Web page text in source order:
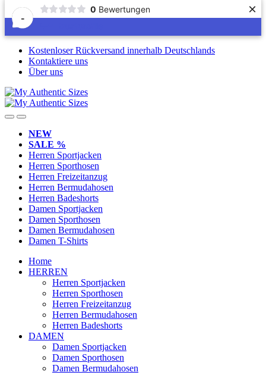
-
0 Bewertungen ×
Skip
navigation
Skip
content
Kostenloser Rückversand innerhalb Deutschlands
Kontaktiere uns
Über uns
NEW
SALE %
Herren Sportjacken
Herren Sporthosen
Herren Freizeitanzug
Herren Bermudahosen
Herren Badeshorts
Damen Sportjacken
Damen Sporthosen
Damen Bermudahosen
Damen T-Shirts
Home
HERREN
Herren Sportjacken
Herren Sporthosen
Herren Freizeitanzug
Herren Bermudahosen
Herren Badeshorts
DAMEN
Damen Sportjacken
Damen Sporthosen
Damen Bermudahosen